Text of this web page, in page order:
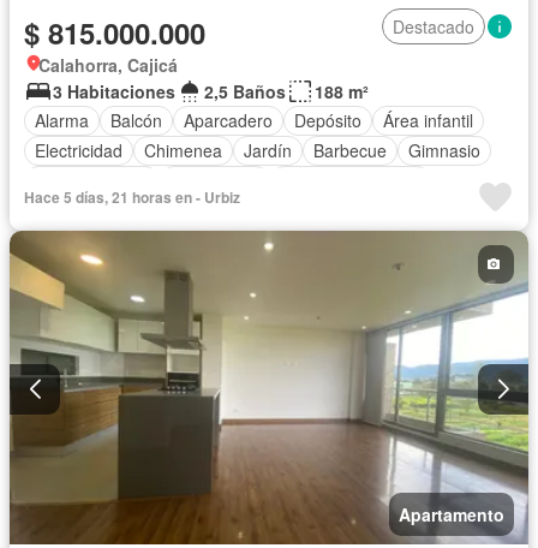
$ 815.000.000
Destacado
Calahorra, Cajicá
3 Habitaciones
2,5 Baños
188 m²
Alarma
Balcón Aparcadero Depósito
Área infantil
Electricidad
Chimenea Jardín Barbecue
Gimnasio
Cuarto de servicio
Agua
Hace 5 días, 21 horas en - Urbiz
Apartamento